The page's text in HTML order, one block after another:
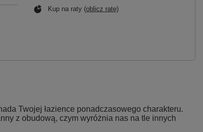
Kup na raty (oblicz ratę)
Twojej łazience ponadczasowego charakteru.
z obudową, czym wyróżnia nas na tle innych